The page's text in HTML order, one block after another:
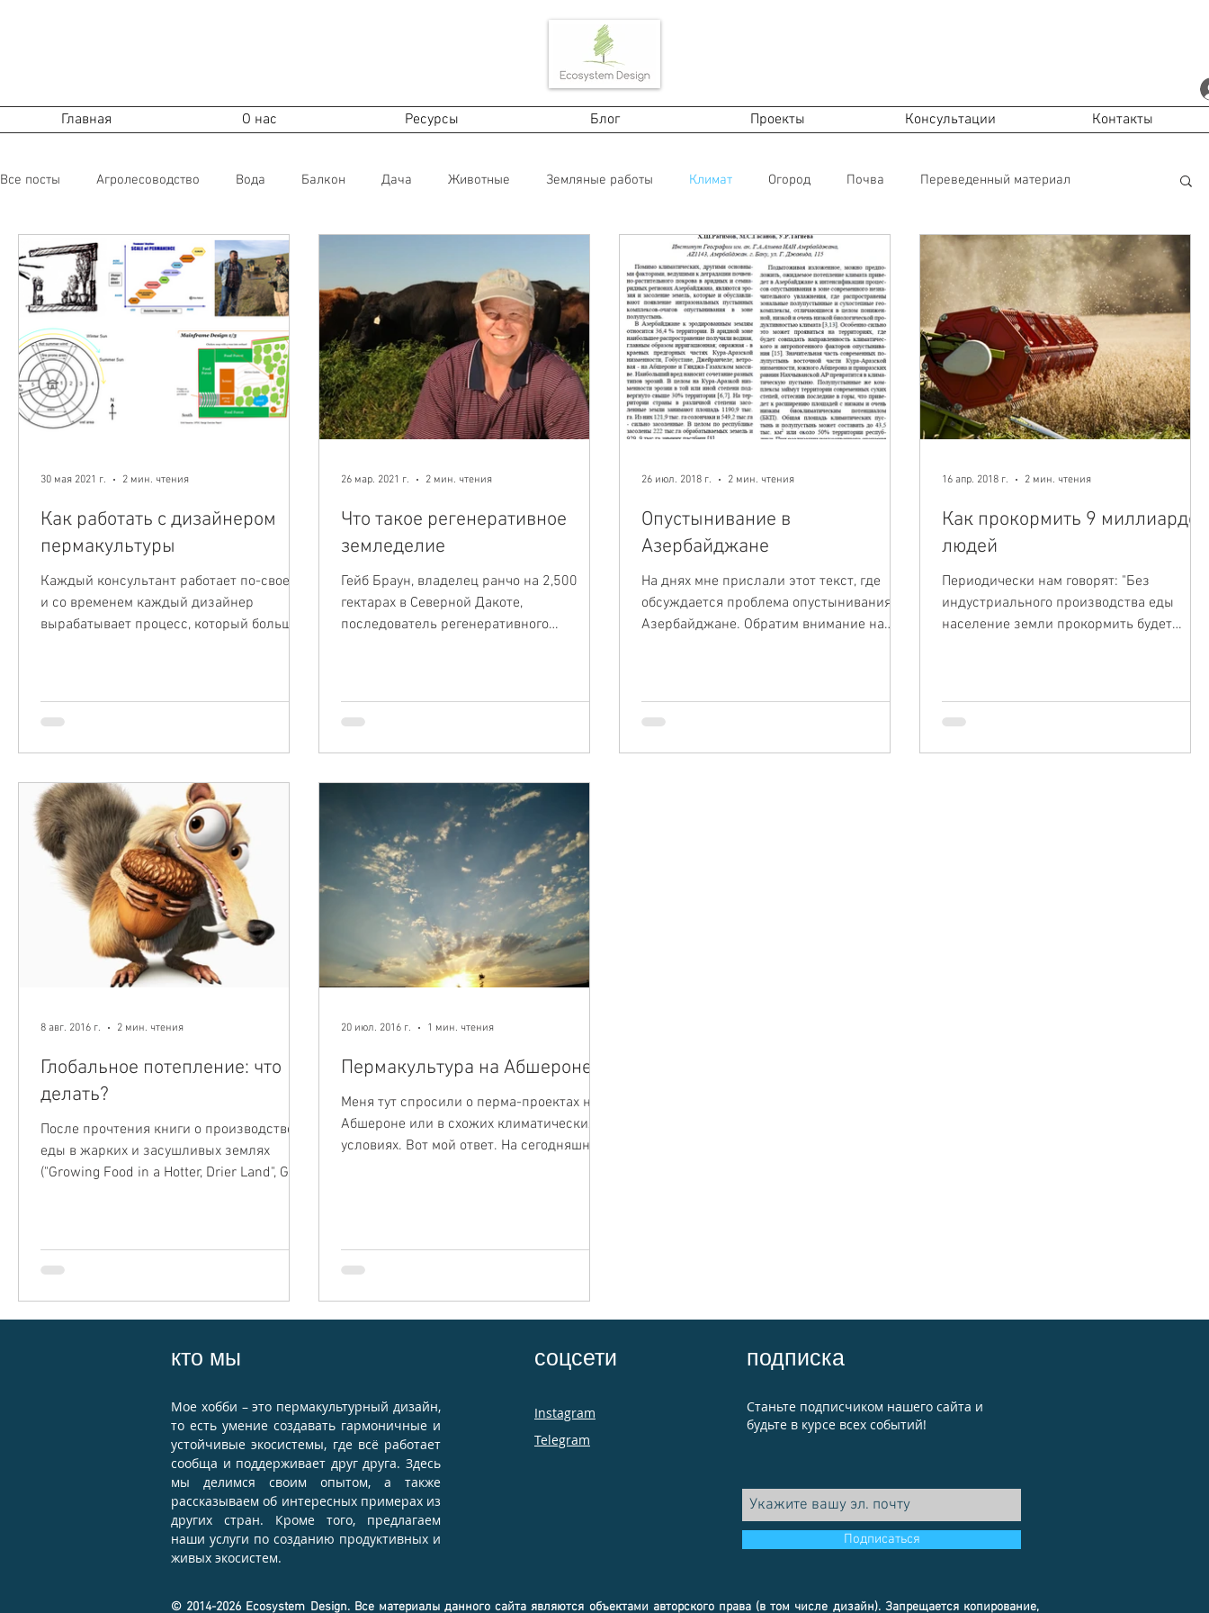
Главная О нас Ресурсы Блог Проекты Консультации Контакты
Все посты Агролесоводство Вода Балкон Дача Животные Земляные работы Климат Огород Почва Переведенный материал
Растения Строительство, технологии Ферма In English
Как работать с дизайнером
пермакультуры
Каждый консультант работает по-своему,
и со временем каждый дизайнер
вырабатывает процесс, который больше
30 мая 2021 г. 2 мин. чтения
Что такое регенеративное
земледелие
Гейб Браун, владелец ранчо на 2,500
гектарах в Северной Дакоте,
последователь регенеративного
26 мар. 2021 г. 2 мин. чтения
Опустынивание в
Азербайджане
На днях мне прислали этот текст, где
обсуждается проблема опустынивания в
Азербайджане. Обратим внимание на
26 июл. 2018 г. 2 мин. чтения
Как прокормить 9 миллиардов
людей
Периодически нам говорят: "Без
индустриального производства еды
население земли прокормить будет
16 апр. 2018 г. 2 мин. чтения
Глобальное потепление: что
делать?
После прочтения книги о производстве
еды в жарких и засушливых землях
("Growing Food in a Hotter, Drier Land", Gary
8 авг. 2016 г. 2 мин. чтения
Пермакультура на Абшероне
Меня тут спросили о перма-проектах на
Абшероне или в схожих климатических
условиях. Вот мой ответ. На сегодняшний
20 июл. 2016 г. 1 мин. чтения
кто мы
Moе хобби – это пермакультурный дизайн,
то есть умение создавать гармоничные и
устойчивые экосистемы, где всё работает
сообща и поддерживает друг друга. Здесь
мы делимся своим опытом, а также
рассказываем об интересных примерах из
других стран. Кроме того, предлагаем
наши услуги по созданию продуктивных и
живых экосистем.
соцсети
Instagram
Telegram
подписка
Станьте подписчиком нашего сайта и
будьте в курсе всех событий!
Подписаться
© 2014-2026 Ecosystem Design. Все материалы данного сайта являются объектами авторского права (в том числе дизайн). Запрещается копирование,